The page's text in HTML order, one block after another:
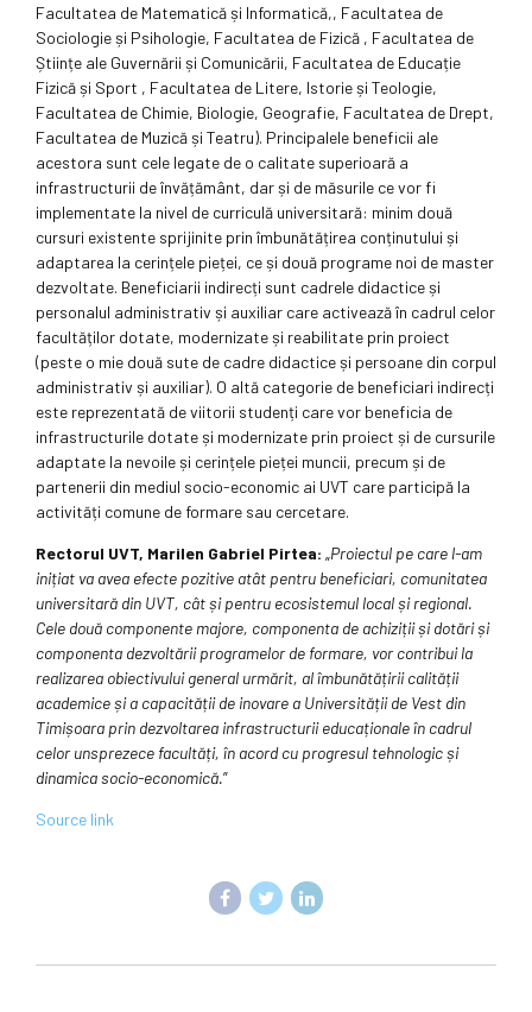
Facultatea de Matematică și Informatică,, Facultatea de
Sociologie și Psihologie, Facultatea de Fizică , Facultatea de
Științe ale Guvernării și Comunicării, Facultatea de Educație
Fizică și Sport , Facultatea de Litere, Istorie și Teologie,
Facultatea de Chimie, Biologie, Geografie, Facultatea de Drept,
Facultatea de Muzică și Teatru). Principalele beneficii ale
acestora sunt cele legate de o calitate superioară a
infrastructurii de învățământ, dar și de măsurile ce vor fi
implementate la nivel de curriculă universitară: minim două
cursuri existente sprijinite prin îmbunătățirea conținutului și
adaptarea la cerințele pieței, ce și două programe noi de master
dezvoltate. Beneficiarii indirecți sunt cadrele didactice și
personalul administrativ și auxiliar care activează în cadrul celor
facultăților dotate, modernizate și reabilitate prin proiect
(peste o mie două sute de cadre didactice și persoane din corpul
administrativ și auxiliar). O altă categorie de beneficiari indirecți
este reprezentată de viitorii studenți care vor beneficia de
infrastructurile dotate și modernizate prin proiect și de cursurile
adaptate la nevoile și cerințele pieței muncii, precum și de
partenerii din mediul socio-economic ai UVT care participă la
activități comune de formare sau cercetare.
Rectorul UVT, Marilen Gabriel Pirtea: „Proiectul pe care l-am
inițiat va avea efecte pozitive atât pentru beneficiari, comunitatea
universitară din UVT, cât și pentru ecosistemul local și regional.
Cele două componente majore, componenta de achiziții și dotări și
componenta dezvoltării programelor de formare, vor contribui la
realizarea obiectivului general urmărit, al îmbunătățirii calității
academice și a capacității de inovare a Universității de Vest din
Timișoara prin dezvoltarea infrastructurii educaționale în cadrul
celor unsprezece facultăți, în acord cu progresul tehnologic și
dinamica socio-economică.”
Source link